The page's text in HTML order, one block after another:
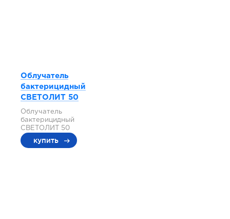
Облучатель
бактерицидный
СВЕТОЛИТ 50
Облучатель
бактерицидный
СВЕТОЛИТ 50
купить